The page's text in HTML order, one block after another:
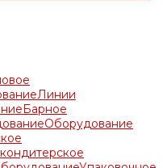
Линии
Барное
Оборудование